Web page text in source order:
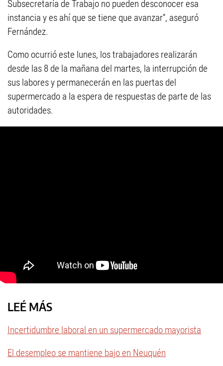
Subsecretaría de Trabajo no pueden desconocer esa
instancia y es ahí que se tiene que avanzar”, aseguró
Fernández.
Como ocurrió este lunes, los trabajadores realizarán
desde las 8 de la mañana del martes, la interrupción de
sus labores y permanecerán en las puertas del
supermercado a la espera de respuestas de parte de las
autoridades.
LEÉ MÁS
Incertidumbre laboral en un supermercado mayorista
El desempleo se mantiene bajo en Neuquén